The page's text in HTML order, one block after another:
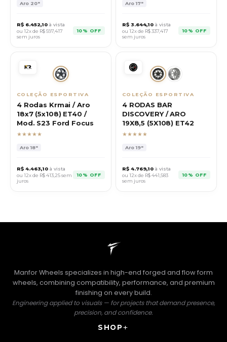
Aro 20"
R$ 6.452,10 à vista
ou 12x de R$597,417
sem juros
10% OFF
Aro17"
R$ 3.644,10 à vista
ou 12x de R$337,417
sem juros
10% OFF
COLEÇÃO ESPORTIVA
4 Rodas Krmai / Aro
18x7 (5x108) ET40 /
Mod. S23 Ford Focus
★★★★★
Aro18"
R$ 4.463,10 à vista
ou 12x de R$413,25sem
juros
10% OFF
COLEÇÃO ESPORTIVA
4 RODAS BAR
DISCOVERY / ARO
19X8,5 (5X108) ET42
★★★★★
Aro19"
R$ 4.769,10 à vista
ou 12x de R$441,583
sem juros
10% OFF
Manfor Wheels specializes in high-end forged and flow form
wheels, combining compatibility, performance, and premium
finishing on every build.
Engineering applied to visuals — for projects that demand presence,
precision, and confidence.
SHOP